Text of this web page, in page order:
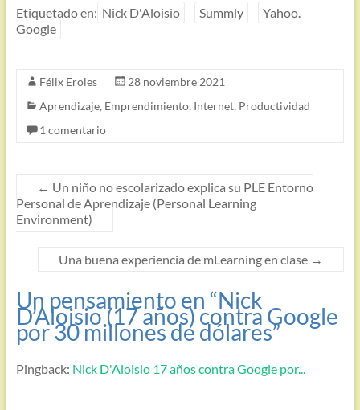
Etiquetado en: Nick D'Aloisio Summly
Yahoo.
Google
Félix Eroles
28 noviembre 2021
Aprendizaje, Emprendimiento, Internet, Productividad
1 comentario
← Un niño no escolarizado explica su PLE Entorno
Personal de Aprendizaje (Personal Learning
Environment)
Una buena experiencia de mLearning en clase →
Un pensamiento en “Nick
D’Aloisio (17 años) contra Google
por 30 millones de dólares”
Pingback: Nick D'Aloisio 17 años contra Google por...